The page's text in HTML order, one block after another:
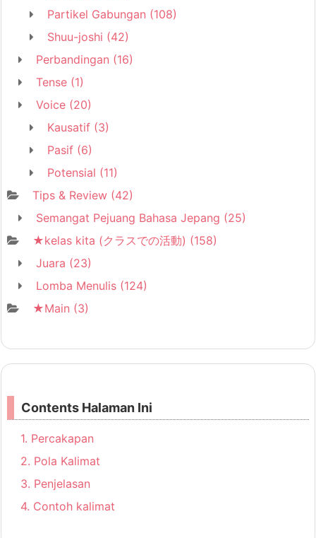
Partikel Gabungan (108)
Shuu-joshi (42)
Perbandingan (16)
Tense (1)
Voice (20)
Kausatif (3)
Pasif (6)
Potensial (11)
Tips & Review (42)
Semangat Pejuang Bahasa Jepang (25)
★kelas kita (クラスでの活動) (158)
Juara (23)
Lomba Menulis (124)
★Main (3)
Contents Halaman Ini
1. Percakapan
2. Pola Kalimat
3. Penjelasan
4. Contoh kalimat